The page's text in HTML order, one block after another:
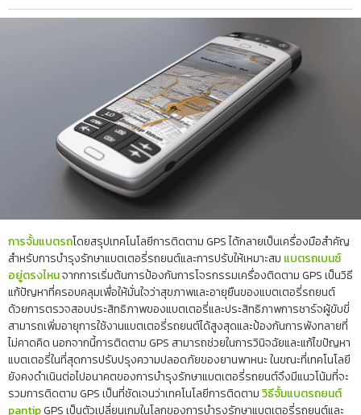
การจั้มแบตรถโดยสรุปเทคโนโลยีการติดตาม GPS ได้กลายเป็นเครื่องมือสำคัญ
สำหรับการบำรุงรักษาแบตเตอรี่รถยนต์และการปรับให้เหมาะสม แบตรถเบนซ์
อยู่ตรงไหนจากการเริ่มต้นการป้องกันการโจรกรรมเครื่องติดตาม GPS เป็นวิธี
แก้ปัญหาที่ครอบคลุมเพื่อให้มั่นใจว่าสุขภาพและอายุยืนของแบตเตอรี่รถยนต์
ด้วยการตรวจสอบประสิทธิภาพของแบตเตอรี่และประสิทธิภาพการชาร์จผู้ขับขี่
สามารถเพิ่มอายุการใช้งานแบตเตอรี่รถยนต์ได้สูงสุดและป้องกันการพังทลายที่
ไม่คาดคิด นอกจากนี้การติดตาม GPS สามารถช่วยในการวินิจฉัยและแก้ไขปัญหา
แบตเตอรี่ในที่สุดการปรับปรุงความปลอดภัยของยานพาหนะ ในขณะที่เทคโนโลยี
ยังคงดำเนินต่อไปอนาคตของการบำรุงรักษาแบตเตอรี่รถยนต์จึงมีแนวโน้มที่จะ
รวมการติดตาม GPS เป็นที่ชัดเจนว่าเทคโนโลยีการติดตามวิธีจั้มแบตรถยนต์
pantipGPS เป็นตัวเปลี่ยนเกมในโลกของการบำรุงรักษาแบตเตอรี่รถยนต์และ